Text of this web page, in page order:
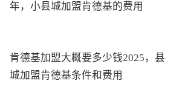
年，小县城加盟肯德基的费用
肯德基加盟大概要多少钱2025，县
城加盟肯德基条件和费用